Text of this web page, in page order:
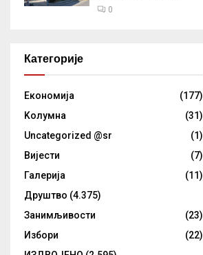
0
Категорије
Eкономија
(177)
Kолумнa
(31)
Uncategorized @sr
(1)
Вијести
(7)
Галерија
(11)
Друштво (4.375)
Занимљивости
(23)
Избори
(22)